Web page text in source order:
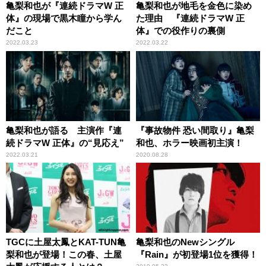
亀梨和也が『連続ドラマW 正
体』の現場で黒木瞳から学ん
だこと
2022.03.23
亀梨和也が地毛を金色に染め
た理由 『連続ドラマW 正
体』での役作りの裏側
2022.03.22
亀梨和也が語る 主演作『連
続ドラマW 正体』の“見応え”
2022.03.21
『事故物件 恐い間取り』亀梨
和也、ホラー映画初主演！
2020.08.28
TGCに土屋太鳳とKAT-TUN亀
梨和也が登場！この春、土屋
亀梨和也のNewシングル
『Rain』が初登場1位を獲得！